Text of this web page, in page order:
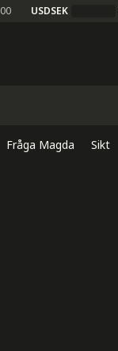
USDSEK
Fråga Magda Sikt